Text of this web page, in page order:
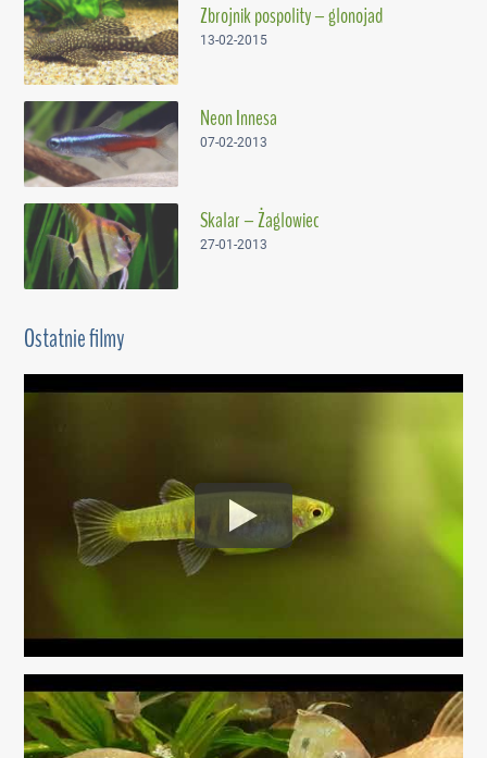
Zbrojnik pospolity – glonojad
13-02-2015
Neon Innesa
07-02-2013
Skalar – Żaglowiec
27-01-2013
Ostatnie filmy